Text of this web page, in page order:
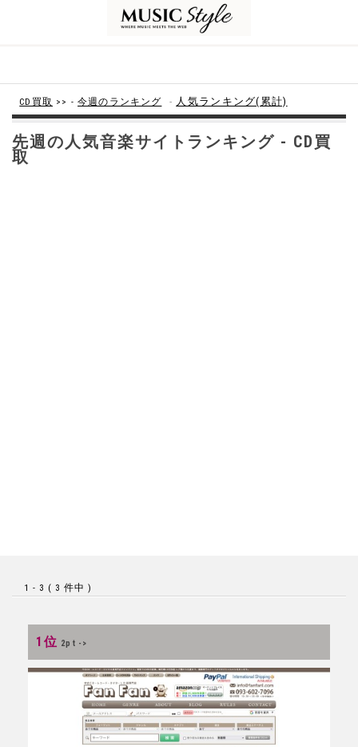
CD買取 >> -今週のランキング - 人気ランキング(累計)
先週の人気音楽サイトランキング - CD買
取
1 - 3 ( 3 件中 )
1位 2pt ->